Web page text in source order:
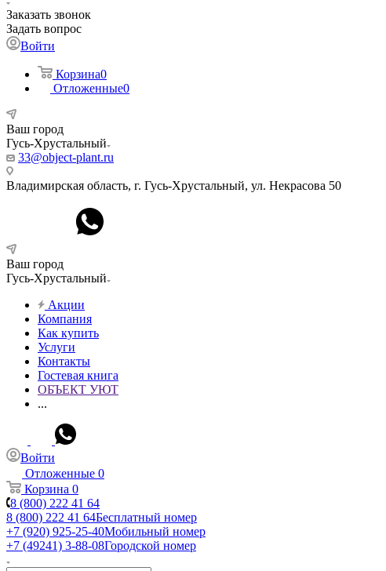
Заказать звонок
Задать вопрос
Войти
Корзина0
Отложенные0
Ваш город
Гусь-Хрустальный
33@object-plant.ru
Владимирская область, г. Гусь-Хрустальный, ул. Некрасова 50
Ваш город
Гусь-Хрустальный
Акции
Компания
Как купить
Услуги
Контакты
Гостевая книга
ОБЪЕКТ УЮТ
...
Войти
Отложенные 0
Корзина 0
8 (800) 222 41 64
8 (800) 222 41 64Бесплатный номер
+7 (920) 925-25-40Мобильный номер
+7 (49241) 3-88-08Городской номер